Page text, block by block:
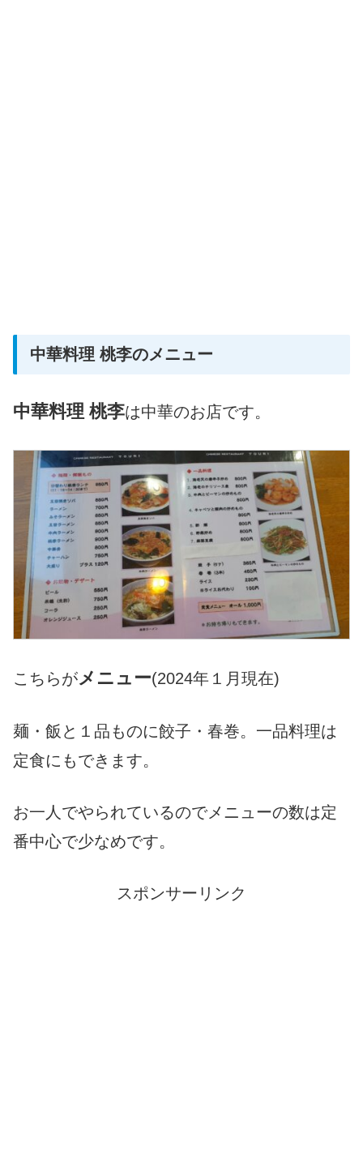
中華料理 桃李のメニュー
中華料理 桃李は中華のお店です。
こちらがメニュー(2024年１月現在)
麺・飯と１品ものに餃子・春巻。一品料理は
定食にもできます。
お一人でやられているのでメニューの数は定
番中心で少なめです。
スポンサーリンク